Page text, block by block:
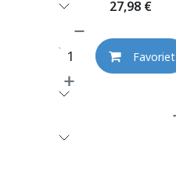
27,98 €
Favoriet